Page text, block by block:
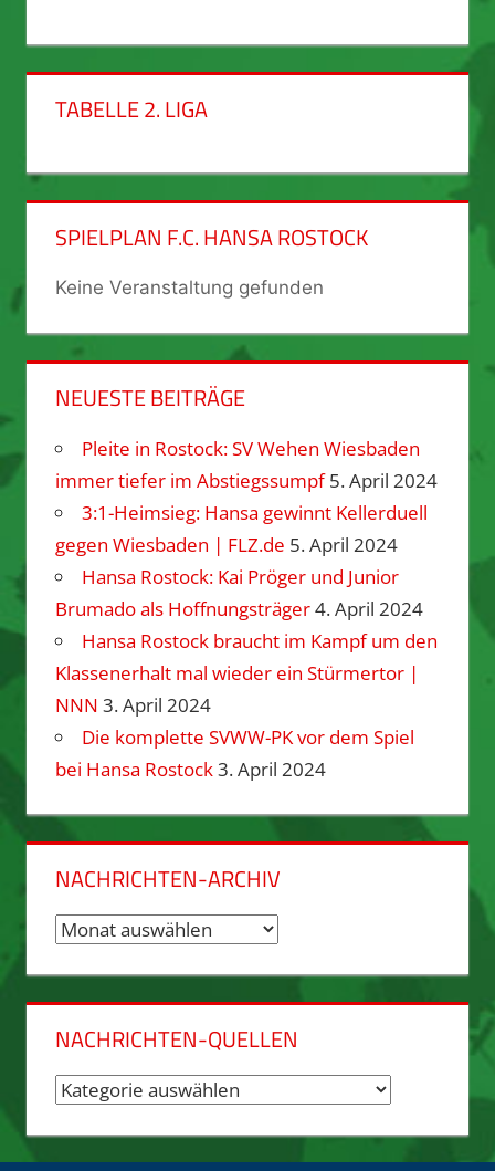
TABELLE 2. LIGA
SPIELPLAN F.C. HANSA ROSTOCK
Keine Veranstaltung gefunden
NEUESTE BEITRÄGE
Pleite in Rostock: SV Wehen Wiesbaden
immer tiefer im Abstiegssumpf 5. April 2024
3:1-Heimsieg: Hansa gewinnt Kellerduell
gegen Wiesbaden | FLZ.de 5. April 2024
Hansa Rostock: Kai Pröger und Junior
Brumado als Hoffnungsträger4. April 2024
Hansa Rostock braucht im Kampf um den
Klassenerhalt mal wieder ein Stürmertor |
NNN 3. April 2024
Die komplette SVWW-PK vor dem Spiel
bei Hansa Rostock3. April 2024
NACHRICHTEN-ARCHIV
Nachrichten-
NACHRICHTEN-QUELLEN
Nachrichten-